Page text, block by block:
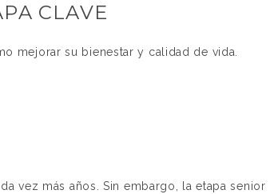
CLAVE
mejorar su bienestar y calidad de vida.
vez más años. Sin embargo, la etapa senior